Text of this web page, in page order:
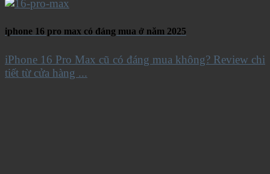
iphone 16 pro max có đáng mua ở năm 2025
iPhone 16 Pro Max cũ có đáng mua không? Review chi
tiết từ cửa hàng ...